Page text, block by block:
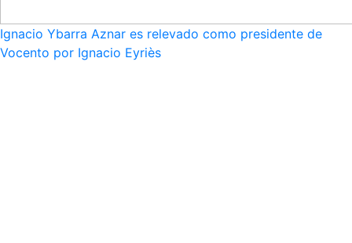
Ignacio Ybarra Aznar es relevado como presidente de
Vocento por Ignacio Eyriès